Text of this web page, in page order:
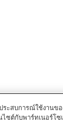
ระสบการณ์ใช้งานข
ไซต์กับพาร์ทเนอร์โ